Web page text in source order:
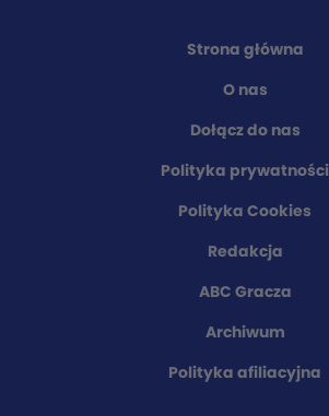
Strona główna
O nas
Dołącz do nas
Polityka prywatności
Polityka Cookies
Redakcja
ABC Gracza
Archiwum
Polityka afiliacyjna